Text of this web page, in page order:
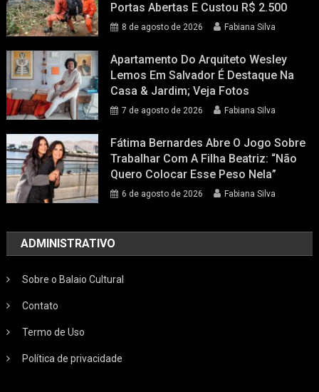
Portas Abertas E Custou R$ 2.500
8 de agosto de 2026 Fabiana Silva
Apartamento Do Arquiteto Wesley
Lemos Em Salvador É Destaque Na
Casa & Jardim; Veja Fotos
7 de agosto de 2026 Fabiana Silva
Fátima Bernardes Abre O Jogo Sobre
Trabalhar Com A Filha Beatriz: “Não
Quero Colocar Esse Peso Nela”
6 de agosto de 2026 Fabiana Silva
ADMINISTRATIVO
Sobre o Balaio Cultural
Contato
Termo de Uso
Política de privacidade